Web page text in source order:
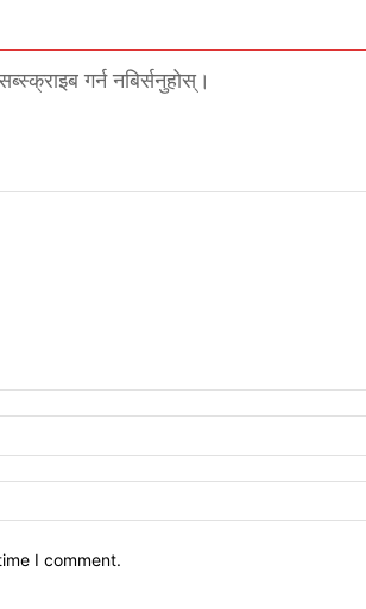
गर्न नबिर्सनुहोस्।
I comment.